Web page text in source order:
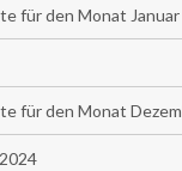
für den Monat Januar
für den Monat